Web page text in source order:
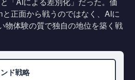
正面から戦うのではなく、AIに
物体験の質で独自の地位を築く戦
ド戦略